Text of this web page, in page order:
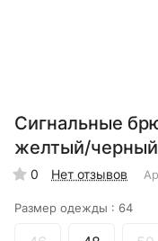
Сигнальные
желтый/
0 Нет отзывов
Размер одежды : 64